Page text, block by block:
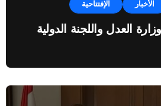
الأخبار الإفتتاحية
العدل واللجنة الدولية